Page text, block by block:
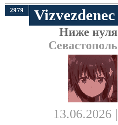
2979 Vizvezdenec
Ниже нуля
Севастополь
13.06.2026 |